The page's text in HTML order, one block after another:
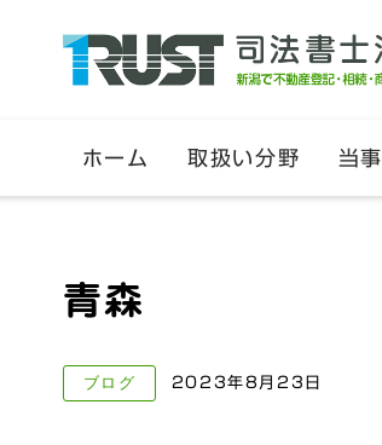
ホーム 取扱い分野 当
青森
ブログ 2023年8月23日